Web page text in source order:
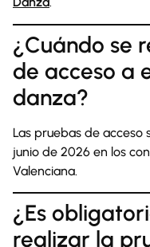
¿Cuándo se
de acceso a
danza?
Las pruebas de acceso
junio de 2026 en los
Valenciana.
¿Es
realizar la